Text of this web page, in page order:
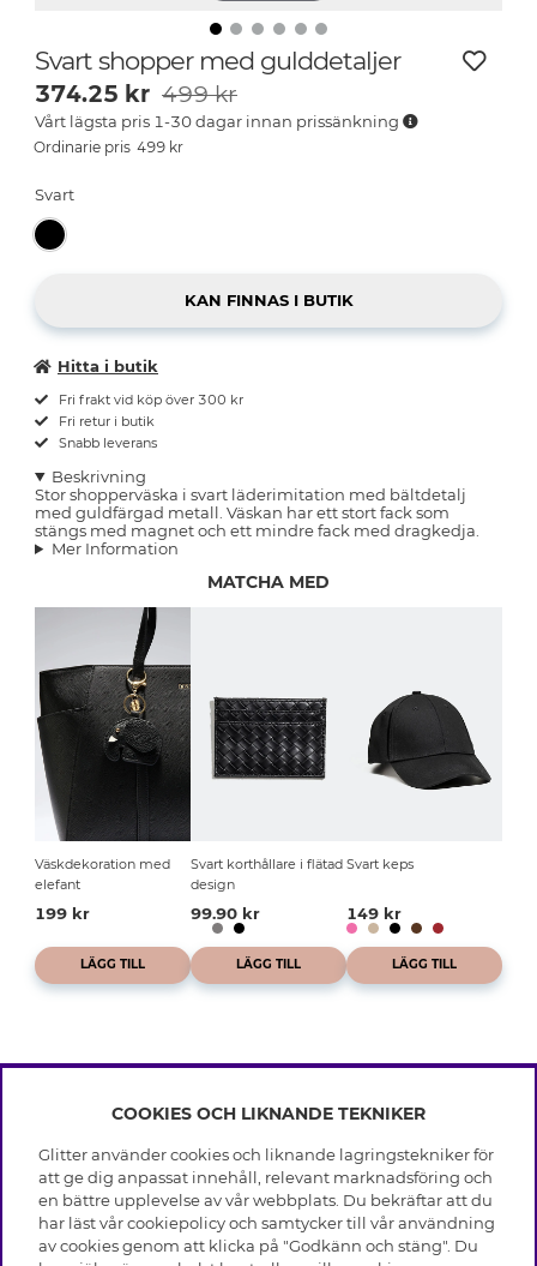
Svart shopper med gulddetaljer
499 kr
374.25 kr 499 kr
Vårt lägsta pris 1-30 dagar innan prissänkning
Svart
Hitta i butik
Fri frakt vid köp över 300 kr
Fri retur i butik
Snabb leverans
Beskrivning
Stor shopperväska i svart läderimitation med bältdetalj
med guldfärgad metall. Väskan har ett stort fack som
stängs med magnet och ett mindre fack med dragkedja.
Mer Information
MATCHA MED
Väskdekoration med
elefant
199 kr
LÄGG TILL
Svart korthållare i flätad
design
99.90 kr
LÄGG TILL
Svart keps
149 kr
LÄGG TILL
INFO
Leverans
Villkor
Integritetspolicy
Cookies
OM GLITTER
Black Friday
Våra butiker
HJÄLP
COOKIES OCH LIKNANDE TEKNIKER
Glitter använder cookies och liknande lagringstekniker för
att ge dig anpassat innehåll, relevant marknadsföring och
en bättre upplevelse av vår webbplats. Du bekräftar att du
har läst vår cookiepolicy och samtycker till vår användning
av cookies genom att klicka på "Godkänn och stäng". Du